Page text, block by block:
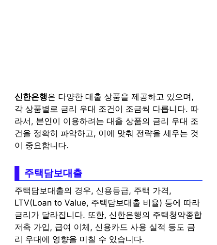
신한은행은 다양한 대출 상품을 제공하고 있으며,
각 상품별로 금리 우대 조건이 조금씩 다릅니다. 따
라서, 본인이 이용하려는 대출 상품의 금리 우대 조
건을 정확히 파악하고, 이에 맞춰 전략을 세우는 것
이 중요합니다.
주택담보대출
주택담보대출의 경우, 신용등급, 주택 가격,
LTV(Loan to Value, 주택담보대출 비율) 등에 따라
금리가 달라집니다. 또한, 신한은행의 주택청약종합
저축 가입, 급여 이체, 신용카드 사용 실적 등도 금
리 우대에 영향을 미칠 수 있습니다.